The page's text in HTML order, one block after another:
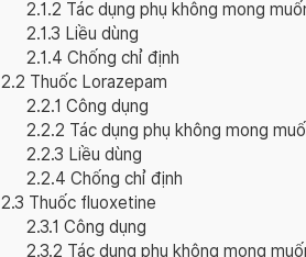
2.1.2 Tác dụng phụ không mong
2.1.3 Liều dùng
2.1.4 Chống chỉ định
2.2 Thuốc Lorazepam
2.2.1 Công dụng
2.2.2 Tác dụng phụ không mong
2.2.3 Liều dùng
2.2.4 Chống chỉ định
2.3 Thuốc fluoxetine
2.3.1 Công dụng
2.3.2 Tác dụng phụ không mong